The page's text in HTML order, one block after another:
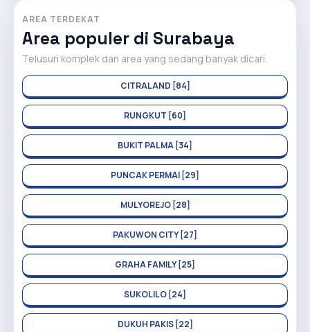
AREA TERDEKAT
Area populer di Surabaya
Telusuri komplek dan area yang sedang banyak dicari.
CITRALAND [84]
RUNGKUT [60]
BUKIT PALMA [34]
PUNCAK PERMAI [29]
MULYOREJO [28]
PAKUWON CITY [27]
GRAHA FAMILY [25]
SUKOLILO [24]
DUKUH PAKIS [22]